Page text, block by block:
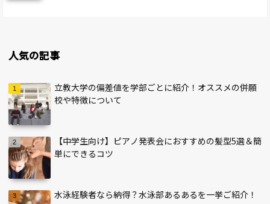
人気の記事
立教大学の偏差値を学部ごとに紹介！オススメの併願
校や特徴について
【中学生向け】ピアノ発表会におすすめの髪型5選＆簡
単にできるコツ
水泳経験者なら納得？水泳部あるあるを一挙ご紹介！